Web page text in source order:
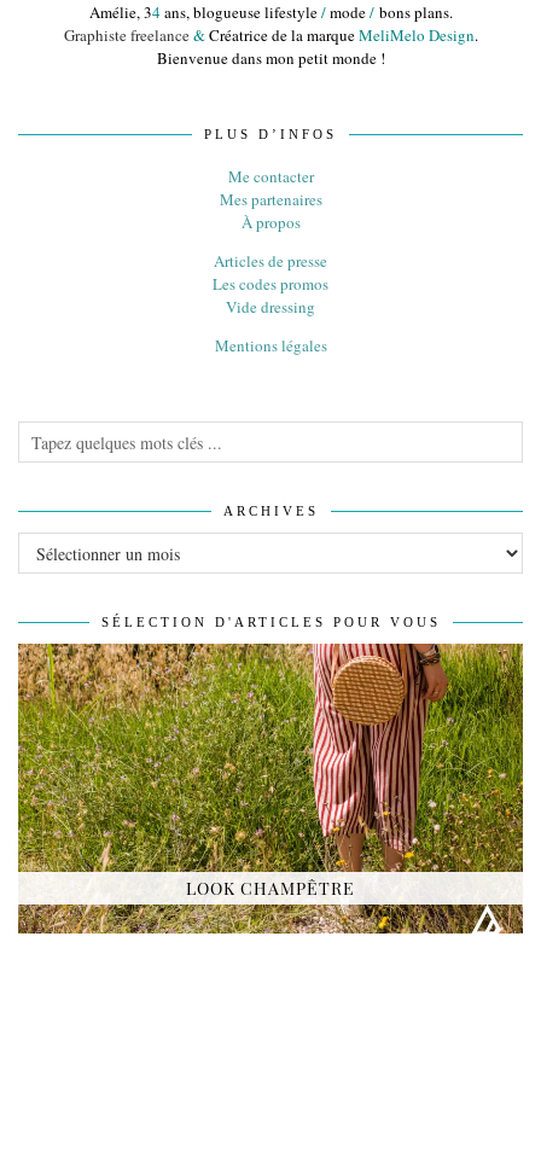
Amélie, 34ans, blogueuse lifestyle/mode/bons plans.
Graphiste freelance&Créatrice de la marqueMeliMelo Design.
Bienvenue dans mon petit monde !
PLUS D’INFOS
Me contacter
Mes partenaires
À propos
Articles de presse
Les codes promos
Vide dressing
Mentions légales
ARCHIVES
SÉLECTION D'ARTICLES POUR VOUS
LOOK CHAMPÊTRE